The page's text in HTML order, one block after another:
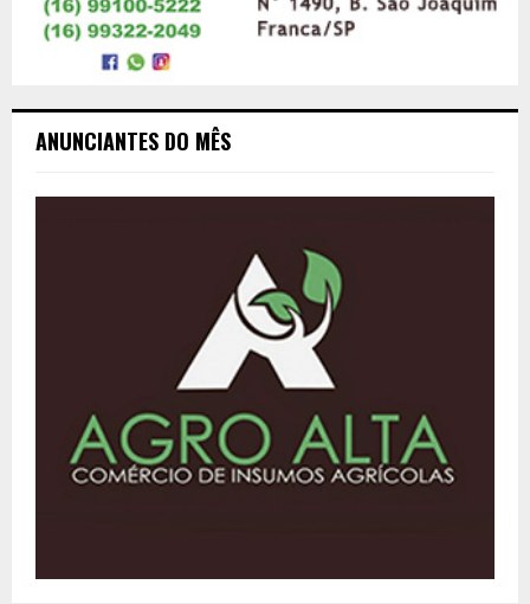
ANUNCIANTES DO MÊS